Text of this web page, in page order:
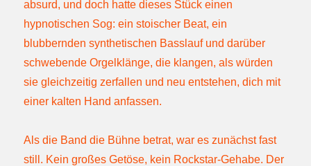
absurd, und doch hatte dieses Stück einen
hypnotischen Sog: ein stoischer Beat, ein
blubbernden synthetischen Basslauf und darüber
schwebende Orgelklänge, die klangen, als würden
sie gleichzeitig zerfallen und neu entstehen, dich mit
einer kalten Hand anfassen.
Als die Band die Bühne betrat, war es zunächst fast
still. Kein großes Getöse, kein Rockstar-Gehabe. Der